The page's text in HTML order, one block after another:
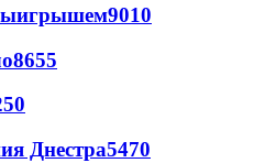
9010
8655
Днестра5470